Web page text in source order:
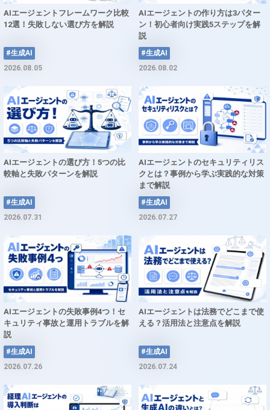
AIエージェントフレームワーク比較
12選！失敗しない選び方を解説
#生成AI
2026.08.05
AIエージェントの作り方は3パター
ン！初心者向け実践5ステップを解
説
#生成AI
2026.08.02
AIエージェントの選び方！5つの比
較軸と失敗パターンを解説
#生成AI
2026.07.31
AIエージェントのセキュリティリス
クとは？事例から学ぶ実践的な対策
まで解説
#生成AI
2026.07.27
AIエージェントの失敗事例4つ！セ
キュリティ事故と運用トラブルを解
説
#生成AI
2026.07.26
AIエージェントは法務でどこまで使
える？活用法と注意点を解説
#生成AI
2026.07.24